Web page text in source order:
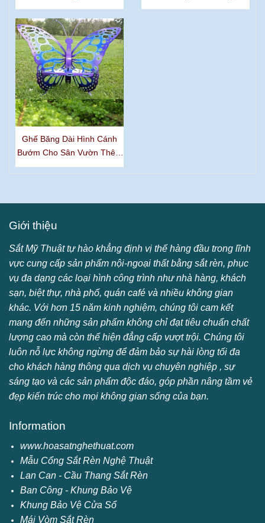
Hợp Với Mọi Phong Cách
Kiến Trúc
ĐƯỢC YÊU THÍCH NHẤT
Ghế Băng Dài Hình Cánh
Bướm Cho Sân Vườn Thêm
Sinh Động
Giới thiệu
Sắt Mỹ Thuật tự hào khẳng định vị thế hàng đầu trong lĩnh
vực cung cấp sản phẩm nội-ngoại thất bằng sắt rèn, phục
vụ đa dạng các loại hình công trình như nhà hàng, khách
sạn, biệt thự, nhà phố, quán café và nhiều không gian
khác. Với hơn 15 năm kinh nghiệm, chúng tôi cam kết
mang đến những sản phẩm không chỉ đạt tiêu chuẩn chất
lượng cao mà còn thể hiện đẳng cấp vượt trội. Chúng tôi
luôn nỗ lực không ngừng để đảm bảo sự hài lòng tối đa
cho khách hàng thông qua dịch vụ chuyên nghiệp , sự
sáng tạo và các sản phẩm độc đáo, góp phần nâng tầm vẻ
đẹp kiến trúc cho mọi không gian sống của bạn.
Information
www.hoasatnghethuat.com
Mẫu Cổng Sắt Rèn Nghệ Thuật
Lan Can - Cầu Thang Sắt Rèn
Ban Công - Khung Bảo Vệ
Khung Bảo Vệ Cửa Sổ
Mái Vòm Sắt Rèn